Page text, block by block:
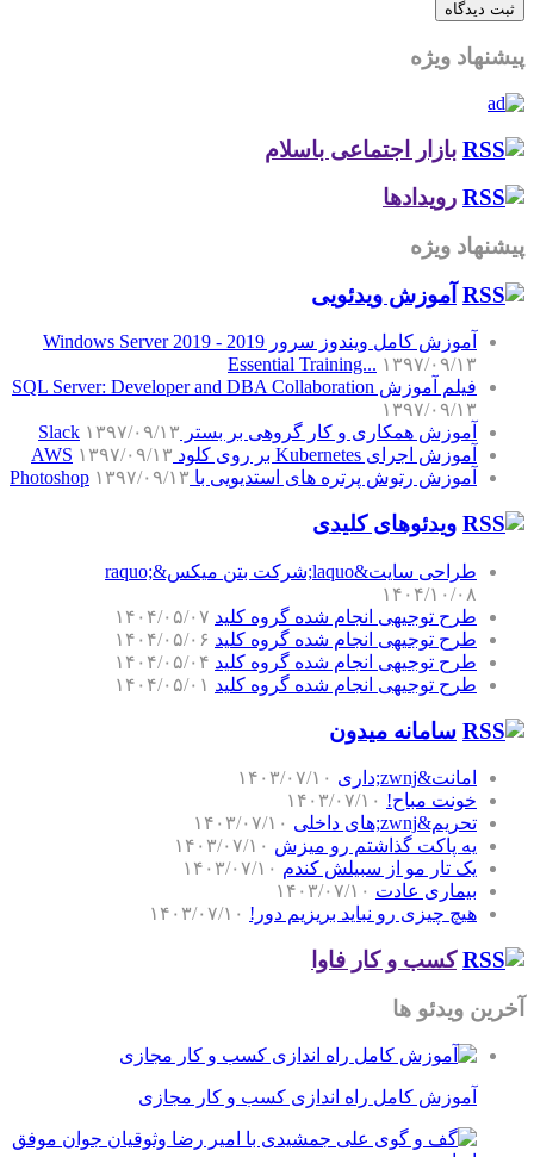
پیشنهاد ویژه
بازار اجتماعی باسلام
رویدادها
پیشنهاد ویژه
آموزش‌ ویدئویی
آموزش کامل ویندوز سرور 2019 - Windows Server 2019
Essential Training... ۱۳۹۷/۰۹/۱۳
فیلم آموزش SQL Server: Developer and DBA Collaboration
۱۳۹۷/۰۹/۱۳
آموزش همکاری و کار گروهی بر بستر Slack ۱۳۹۷/۰۹/۱۳
آموزش اجرای Kubernetes بر روی کلود AWS
۱۳۹۷/۰۹/۱۳
آموزش رتوش پرتره های استدیویی با Photoshop ۱۳۹۷/۰۹/۱۳
ویدئوهای کلیدی
طراحی سایت&laquo;شرکت بتن میکس&raquo;
۱۴۰۴/۱۰/۰۸
طرح توجیهی انجام شده گروه کلید ۱۴۰۴/۰۵/۰۷
طرح توجیهی انجام شده گروه کلید ۱۴۰۴/۰۵/۰۶
طرح توجیهی انجام شده گروه کلید ۱۴۰۴/۰۵/۰۴
طرح توجیهی انجام شده گروه کلید ۱۴۰۴/۰۵/۰۱
سامانه میدون
امانت&zwnj;داری
۱۴۰۳/۰۷/۱۰
خونت مباح! ۱۴۰۳/۰۷/۱۰
تحریم&zwnj;های داخلی
۱۴۰۳/۰۷/۱۰
یه پاکت گذاشتم رو میزش ۱۴۰۳/۰۷/۱۰
یک تار مو از سبیلش کندم ۱۴۰۳/۰۷/۱۰
بیماری عادت ۱۴۰۳/۰۷/۱۰
هیچ چیزی رو نباید بریزیم دور! ۱۴۰۳/۰۷/۱۰
کسب و کار فاوا
آخرین ویدئو ها
آموزش کامل راه اندازی کسب و کار مجازی